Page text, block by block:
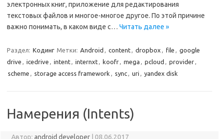
электронных книг, приложение для редактирования
текстовых файлов и многое-многое другое. По этой причине
важно понимать, в каком виде с… Читать далее »
Раздел: Кодинг Метки: Android , content, dropbox , file , google
drive , icedrive , intent, internxt, koofr, mega , pcloud , provider,
scheme , storage access framework , sync, uri , yandex disk
Намерения (Intents)
Автор: android developer 08.06.2017